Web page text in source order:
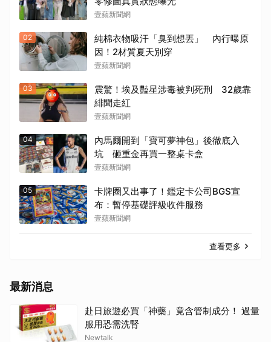
壹蘋新聞網
02
純棉衣物吸汗「臭到想丟」 內行曝原
因！2材質夏天別穿
壹蘋新聞網
03
震驚！埃及豔星涉毒被判死刑 32歲靠
緋聞走紅
壹蘋新聞網
04
內馬爾開到「寶可夢神包」後徹底入
坑 砸重金再買一整桌卡盒
壹蘋新聞網
05
卡牌圈又出事了！鑑定卡公司BGS宣
布：暫停基礎評級收件服務
壹蘋新聞網
查看更多
最新消息
赴日旅遊必買「神藥」竟含管制成分！ 過量
服用恐需洗腎
Newtalk